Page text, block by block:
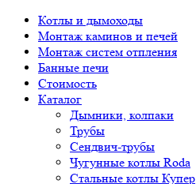
Котлы и дымоходы
Монтаж каминов и печей
Монтаж систем отпления
Банные печи
Стоимость
Каталог
Дымники, колпаки
Трубы
Сендвич-трубы
Чугунные котлы Roda
Стальные котлы Купер